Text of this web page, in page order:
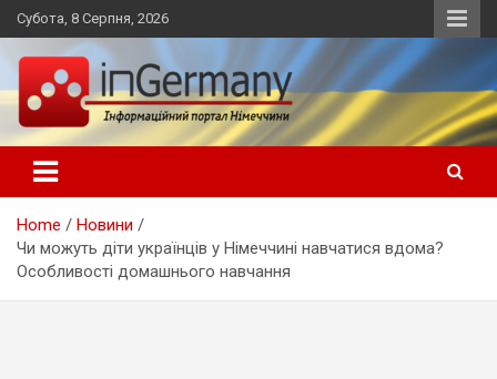
Skip
to
content
Субота, 8 Серпня, 2026
inGermany.net інформаційний
портал в Німеччині
Український інформаційний портал в Німеччині, новини
Німеччини, українці в Німеччині
Home
Новини
Чи можуть діти українців у Німеччині навчатися вдома?
Особливості домашнього навчання